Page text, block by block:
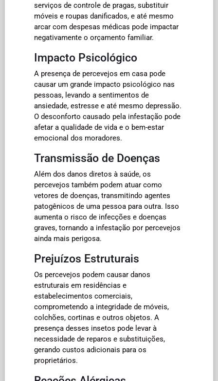
serviços de controle de pragas, substituir
móveis e roupas danificados, e até mesmo
arcar com despesas médicas pode impactar
negativamente o orçamento familiar.
Impacto Psicológico
A presença de percevejos em casa pode
causar um grande impacto psicológico nas
pessoas, levando a sentimentos de
ansiedade, estresse e até mesmo depressão.
O desconforto causado pela infestação pode
afetar a qualidade de vida e o bem-estar
emocional dos moradores.
Transmissão de Doenças
Além dos danos diretos à saúde, os
percevejos também podem atuar como
vetores de doenças, transmitindo agentes
patogênicos de uma pessoa para outra. Isso
aumenta o risco de infecções e doenças
graves, tornando a infestação por percevejos
ainda mais perigosa.
Prejuízos Estruturais
Os percevejos podem causar danos
estruturais em residências e
estabelecimentos comerciais,
comprometendo a integridade de móveis,
colchões, cortinas e outros objetos. A
presença desses insetos pode levar à
necessidade de reparos e substituições,
gerando custos adicionais para os
proprietários.